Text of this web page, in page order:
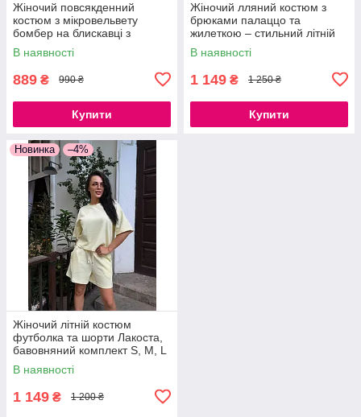
Жіночий повсякденний
костюм з мікровельвету
бомбер на блискавці з
джогерами стильний
комплект, розміри 42–52
В наявності
889 ₴ 990 ₴
Купити
Жіночий лляний костюм з
брюками палаццо та
жилеткою – стильний літній
костюм із жатого льону 42/44,
46/48
В наявності
1 149 ₴ 1 250 ₴
Купити
Новинка –4%
Жіночий літній костюм
футболка та шорти Лакоста,
бавовняний комплект S, M, L
В наявності
1 149 ₴ 1 200 ₴